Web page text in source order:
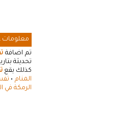
معلومات
تم اضافة
تحديثة
كذلك يقع
المنام•
الرمكة في